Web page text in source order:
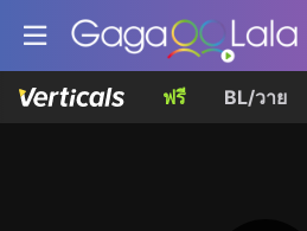
ฟรี BL/วาย